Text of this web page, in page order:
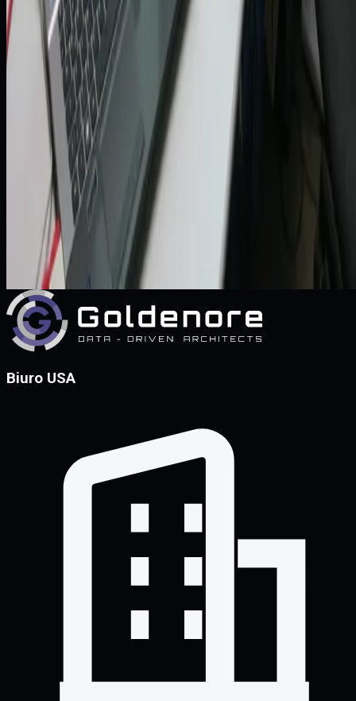
Semantyczne wyszukiwanie umów z
kontrahentami w systemie RAG
Zobacz case study
Text2SQL: szybki dostęp do danych bez
znajomości SQL
Zobacz case study
Inteligentna klasyfikacja i ekstrakcja
danych z dokumentów
Zobacz case study
Biuro USA